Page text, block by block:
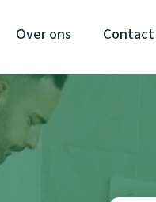
Over ons Contact